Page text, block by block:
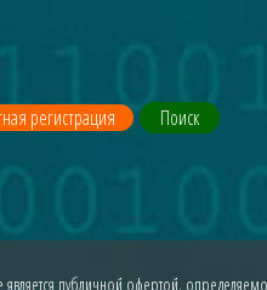
регистрация Поиск
публичной офертой,